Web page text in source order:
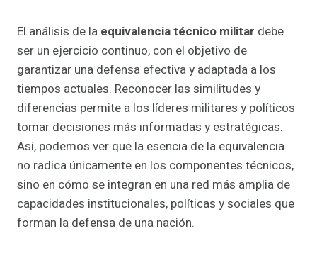
El análisis de la equivalencia técnico militar debe
ser un ejercicio continuo, con el objetivo de
garantizar una defensa efectiva y adaptada a los
tiempos actuales. Reconocer las similitudes y
diferencias permite a los líderes militares y políticos
tomar decisiones más informadas y estratégicas.
Así, podemos ver que la esencia de la equivalencia
no radica únicamente en los componentes técnicos,
sino en cómo se integran en una red más amplia de
capacidades institucionales, políticas y sociales que
forman la defensa de una nación.